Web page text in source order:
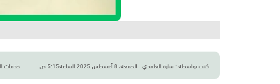
كتب بواسطة : سارة الغامدي الجمعة، 8 أغسطس 2025 الساعة5:15 ص خدمات